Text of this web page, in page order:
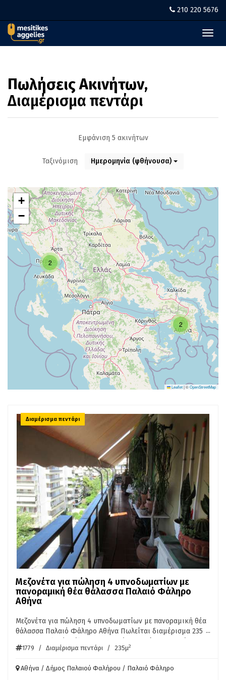
210 220 5676
Πωλήσεις Ακινήτων,
Διαμέρισμα πεντάρι
Εμφάνιση 5 ακινήτων
Ταξινόμιση Ημερομηνία (φθήνουσα)
2
2
+
−
Leaflet|©OpenStreetMap
Διαμέρισμα πεντάρι
Μεζονέτα για πώληση 4 υπνοδωματίων με
πανοραμική θέα θάλασσα Παλαιό Φάληρο
Αθήνα
Μεζονέτα για πώληση 4 υπνοδωματίων με πανοραμική θέα
θάλασσα Παλαιό Φάληρο Αθήνα Πωλείται διαμέρισμα 235
και βρίσκεται στον 5ο και 6ο όροφο αντίστοιχα. Ο πέμπτος
όροφος διαθέτει σαλόνι με τραπεζαρία και κουζίνα. Όλα τα
...
1779 / Διαμέρισμα πεντάρι / 235μ2
Αθήνα / Δήμος Παλαιού Φαλήρου / Παλαιό Φάληρο